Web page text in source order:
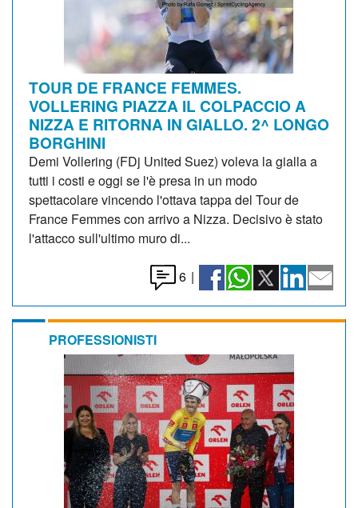
TOUR DE FRANCE FEMMES.
VOLLERING PIAZZA IL COLPACCIO A
NIZZA E RITORNA IN GIALLO. 2^ LONGO
BORGHINI
Demi Vollering (FDj United Suez) voleva la gialla a
tutti i costi e oggi se l'è presa in un modo
spettacolare vincendo l'ottava tappa del Tour de
France Femmes con arrivo a Nizza. Decisivo è stato
l'attacco sull'ultimo muro di...
6 |
PROFESSIONISTI